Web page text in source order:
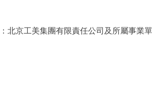
北京工美集團有限責任公司及所屬事業